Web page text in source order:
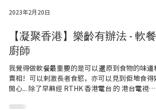
2023年2月20日
【凝聚香港】樂齡有辦法 - 軟餐
廚師
我覺得做軟餐最重要的是可以還原到食物的味道和